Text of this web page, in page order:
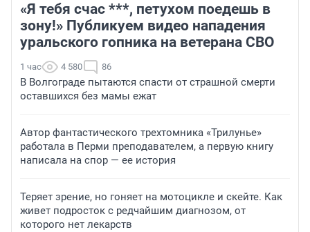
«Я тебя счас ***, петухом поедешь в
зону!» Публикуем видео нападения
уральского гопника на ветерана СВО
1 час 4 580 86
В Волгограде пытаются спасти от страшной смерти
оставшихся без мамы ежат
Автор фантастического трехтомника «Трилунье»
работала в Перми преподавателем, а первую книгу
написала на спор — ее история
Теряет зрение, но гоняет на мотоцикле и скейте. Как
живет подросток с редчайшим диагнозом, от
которого нет лекарств